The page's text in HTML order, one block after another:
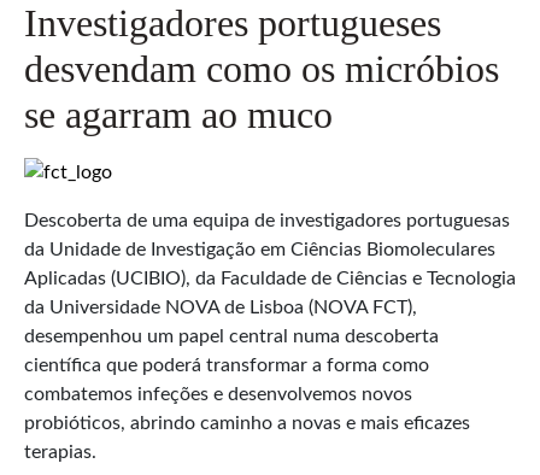
Investigadores portugueses
desvendam como os micróbios
se agarram ao muco
Descoberta de uma equipa de investigadores portuguesas
da Unidade de Investigação em Ciências Biomoleculares
Aplicadas (UCIBIO), da Faculdade de Ciências e Tecnologia
da Universidade NOVA de Lisboa (NOVA FCT),
desempenhou um papel central numa descoberta
científica que poderá transformar a forma como
combatemos infeções e desenvolvemos novos
probióticos, abrindo caminho a novas e mais eficazes
terapias.